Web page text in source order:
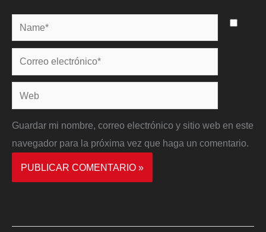
Name*
Correo
electrónico*
Web
Guardar mi nombre, correo electrónico y sitio web en este
navegador para la próxima vez que haga un comentario.